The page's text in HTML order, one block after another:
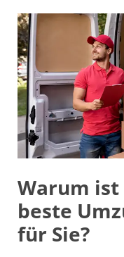
Warum ist
beste
für Sie?